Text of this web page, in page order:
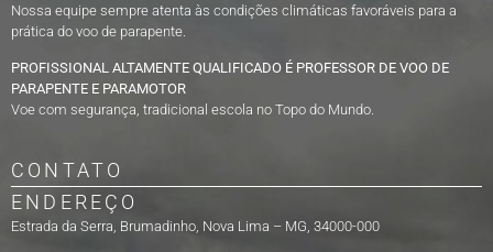
Nossa equipe sempre atenta às condições climáticas favoráveis para a
prática do voo de parapente.
PROFISSIONAL ALTAMENTE QUALIFICADO É PROFESSOR DE VOO DE
PARAPENTE E PARAMOTOR
Voe com segurança, tradicional escola no Topo do Mundo.
CONTATO
ENDEREÇO
Estrada da Serra, Brumadinho, Nova Lima – MG, 34000-000